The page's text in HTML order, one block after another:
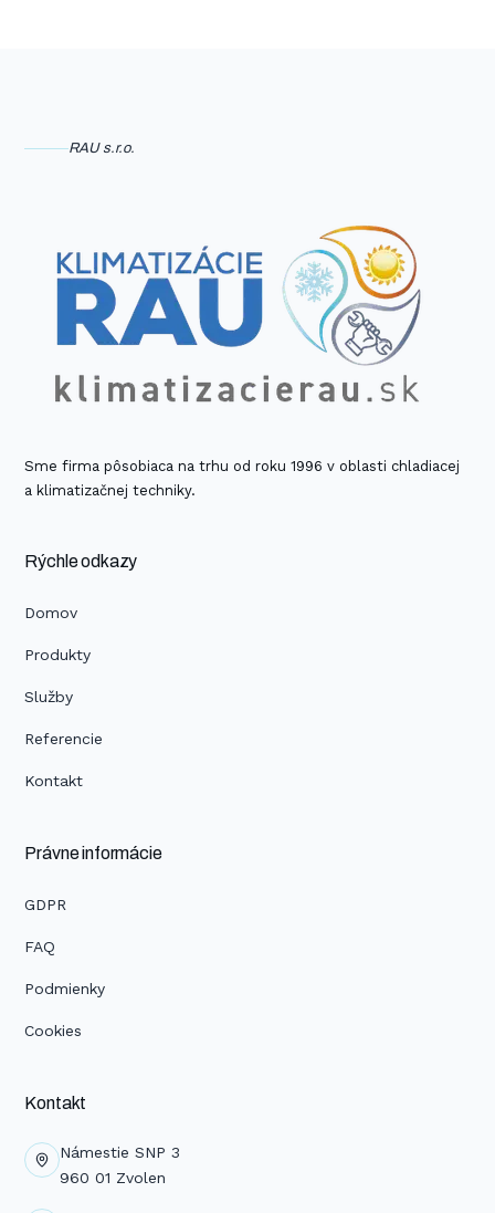
RAU s.r.o.
Sme firma pôsobiaca na trhu od roku 1996 v oblasti chladiacej
a klimatizačnej techniky.
Rýchle odkazy
Domov
Produkty
Služby
Referencie
Kontakt
Právne informácie
GDPR
FAQ
Podmienky
Cookies
Kontakt
Námestie SNP 3
960 01 Zvolen